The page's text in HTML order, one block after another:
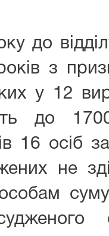
до
з
у 12
до
16 осіб
не